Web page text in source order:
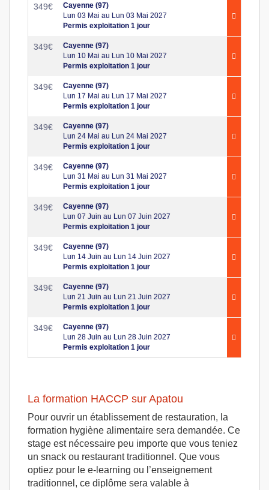
349€
Cayenne (97)
Lun 03 Mai au Lun 03 Mai 2027
Permis exploitation 1 jour
349€
Cayenne (97)
Lun 10 Mai au Lun 10 Mai 2027
Permis exploitation 1 jour
349€
Cayenne (97)
Lun 17 Mai au Lun 17 Mai 2027
Permis exploitation 1 jour
349€
Cayenne (97)
Lun 24 Mai au Lun 24 Mai 2027
Permis exploitation 1 jour
349€
Cayenne (97)
Lun 31 Mai au Lun 31 Mai 2027
Permis exploitation 1 jour
349€
Cayenne (97)
Lun 07 Juin au Lun 07 Juin 2027
Permis exploitation 1 jour
349€
Cayenne (97)
Lun 14 Juin au Lun 14 Juin 2027
Permis exploitation 1 jour
349€
Cayenne (97)
Lun 21 Juin au Lun 21 Juin 2027
Permis exploitation 1 jour
349€
Cayenne (97)
Lun 28 Juin au Lun 28 Juin 2027
Permis exploitation 1 jour
La formation HACCP sur Apatou
Pour ouvrir un établissement de restauration, la
formation hygiène alimentaire sera demandée. Ce
stage est nécessaire peu importe que vous teniez
un snack ou restaurant traditionnel. Que vous
optiez pour le e-learning ou l’enseignement
traditionnel, ce diplôme sera valable à